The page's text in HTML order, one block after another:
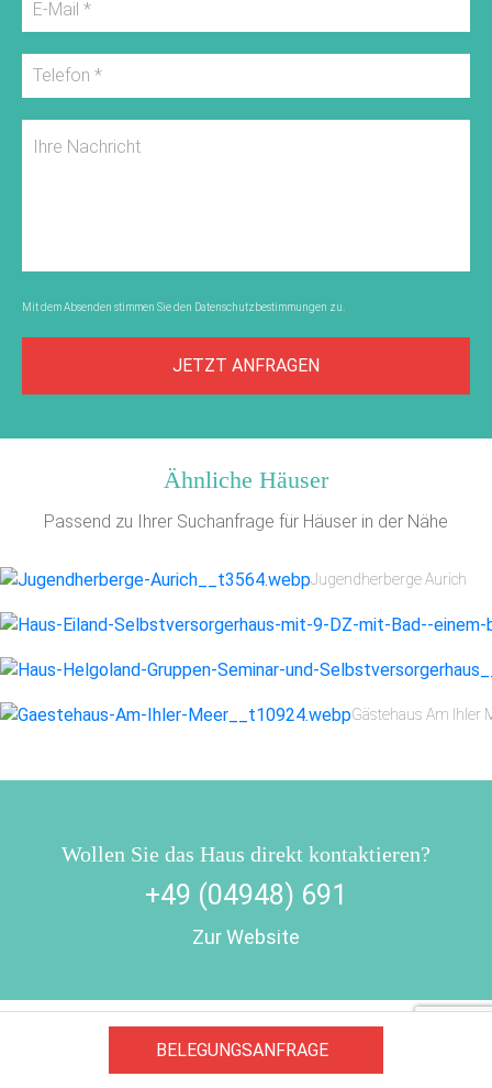
Mit dem Absenden stimmen Sie den Datenschutzbestimmungen zu.
JETZT ANFRAGEN
Ähnliche Häuser
Passend zu Ihrer Suchanfrage für Häuser in der Nähe
Jugendherberge Aurich
Gästehaus Am Ihler
Wollen Sie das Haus direkt kontaktieren?
+49 (04948) 691
Zur Website
BELEGUNGSANFRAGE
Impressum AGB/Datenschutz Kontakt